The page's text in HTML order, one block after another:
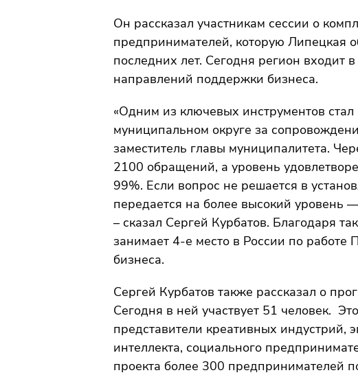
Он рассказал участникам сессии о
предпринимателей, которую Липецкая
последних лет. Сегодня регион входит
направлений поддержки бизнеса.
«Одним из ключевых инструментов
муниципальном округе за
заместитель главы муниципалитета.
2100 обращений, а уровень
99%. Если вопрос не решается в
передается на более высокий уровень
– сказал Сергей Курбатов. Благодаря
занимает 4-е место в России по работе
бизнеса.
Сергей Курбатов также рассказал о
Сегодня в ней участвует 51 человек.
представители креативных индустрий,
интеллекта, социального
проекта более 300 предпринимателей